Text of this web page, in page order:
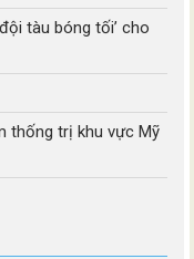
tàu bóng tối’ cho
thống trị khu vực Mỹ